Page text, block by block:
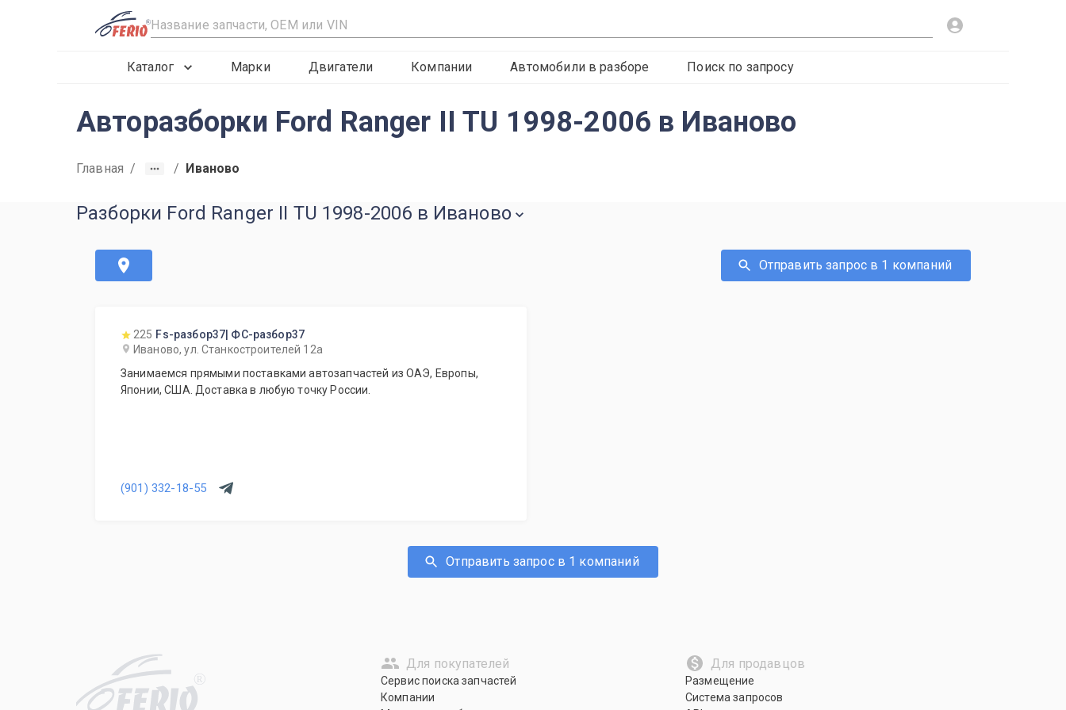
R
Каталог Марки Двигатели Компании Автомобили в разборе Поиск по запросу
Авторазборки Ford Ranger II TU 1998-2006 в Иваново
Главная / / Иваново
Разборки Ford Ranger II TU 1998-2006 в Иваново
Отправить запрос в 1 компаний
225 Fs-разбор37| ФС-разбор37
Иваново, ул. Станкостроителей 12а
Занимаемся прямыми поставками автозапчастей из ОАЭ, Европы,
Японии, США. Доставка в любую точку России.
(901) 332-18-55
Отправить запрос в 1 компаний
R
Для покупателей
Сервис поиска запчастей
Компании
Для продавцов
Размещение
Система запросов